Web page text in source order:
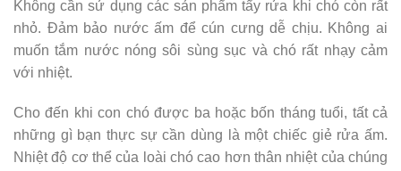
Không cần sử dụng các sản phẩm tẩy rửa khi chó còn rất
nhỏ. Đảm bảo nước ấm để cún cưng dễ chịu. Không ai
muốn tắm nước nóng sôi sùng sục và chó rất nhạy cảm
với nhiệt.
Cho đến khi con chó được ba hoặc bốn tháng tuổi, tất cả
những gì bạn thực sự cần dùng là một chiếc giẻ rửa ấm.
Nhiệt độ cơ thể của loài chó cao hơn thân nhiệt của chúng